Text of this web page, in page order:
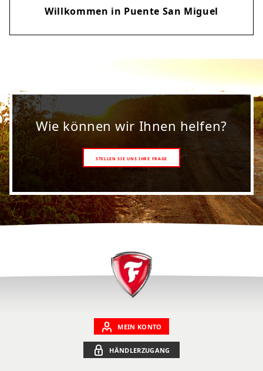
Willkommen in Puente San Miguel
Wie können wir Ihnen helfen?
STELLEN SIE UNS IHRE FRAGE
MEIN KONTO
HÄNDLERZUGANG